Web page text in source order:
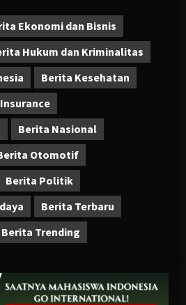
Ekonomi dan Bisnis
Hukum dan Kriminalitas
Berita Kesehatan
Berita Nasional
Otomotif
Berita Politik
Berita Terbaru
Berita Trending